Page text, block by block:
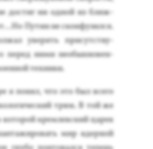
дос­тиг ни од­ной из ближ­
Пу­тин не скон­фу­зил­ся.
уве­рять при­сутс­тву­
пе­ред ни­ми не­обык­но­вен­
тех­ни­ки.
по­нял, что это был все­го
трюк. В той же
ко­торой крем­лев­ский ца­рек
мир ядер­ной